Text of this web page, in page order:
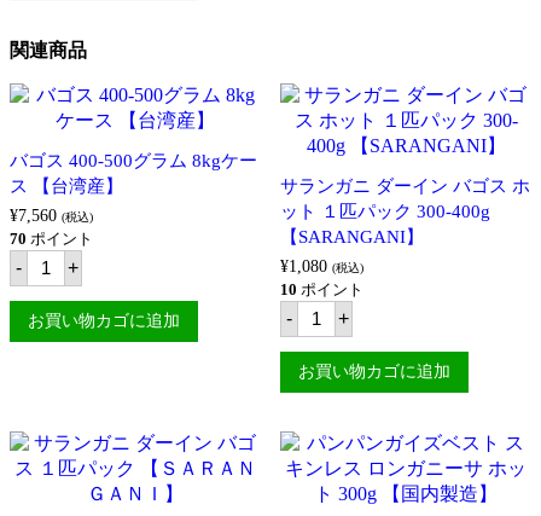
500g
内
製
造】
個
ガ
ー
サ
ッ
ト
500g
【国
内
製
造】
個
関連商品
バゴス 400-500グラム 8kgケー
ス 【台湾産】
¥7,560 (税込)
70 ポイント
- バ
ゴ
ス
400-
500
ケ
ー
ス
+
お買い物カゴに追加
サランガニ ダーイン バゴス ホ
ット １匹パック 300-400g
【SARANGANI】
¥1,080 (税込)
10 ポイント
- サ
ラ
ン
ガ
ニ
イ
ン
バ
+
お買い物カゴに追加